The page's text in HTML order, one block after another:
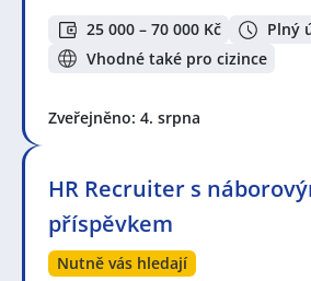
25 000 – 70 000 Kč
Plný
Vhodné také pro cizince
Zveřejněno: 4. srpna
HR Recruiter s
příspěvkem
Nutně vás hledají